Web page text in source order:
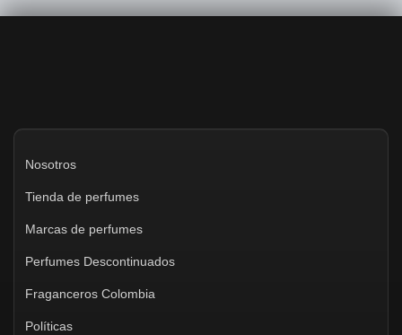
Nosotros
Tienda de perfumes
Marcas de perfumes
Perfumes Descontinuados
Fraganceros Colombia
Políticas